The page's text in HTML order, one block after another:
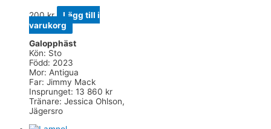
200kr
Lägg till i
varukorg
Galopphäst
Kön: Sto
Född: 2023
Mor: Antigua
Far: Jimmy Mack
Insprunget: 13 860 kr
Tränare: Jessica Ohlson,
Jägersro